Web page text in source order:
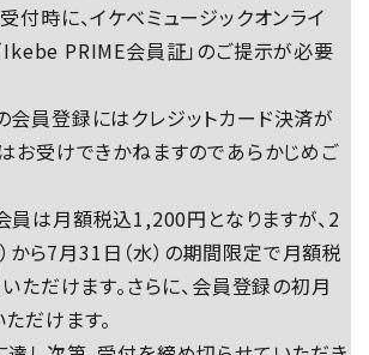
付時に、イケベミュージックオンライ
Ikebe PRIME会員証」のご提示が必要
員登録にはクレジットカード決済が
お受けできかねますのであらかじめご
は月額税込1,200円となりますが、2
から7月31日（水）の期間限定で月額税
ただけます。さらに、会員登録の初月
だけます。